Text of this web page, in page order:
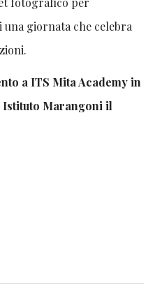
giornata che celebra
a ITS Mita Academy in
Istituto Marangoni il